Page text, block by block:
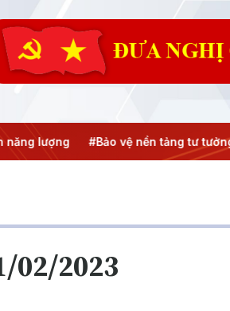
#Bảo vệ nền tảng tư tưởng của Đảng
02/2023